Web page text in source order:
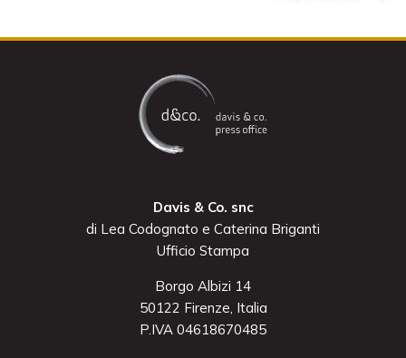
Davis & Co. snc
di Lea Codognato e Caterina Briganti
Ufficio Stampa
Borgo Albizi 14
50122 Firenze, Italia
P.IVA 04618670485